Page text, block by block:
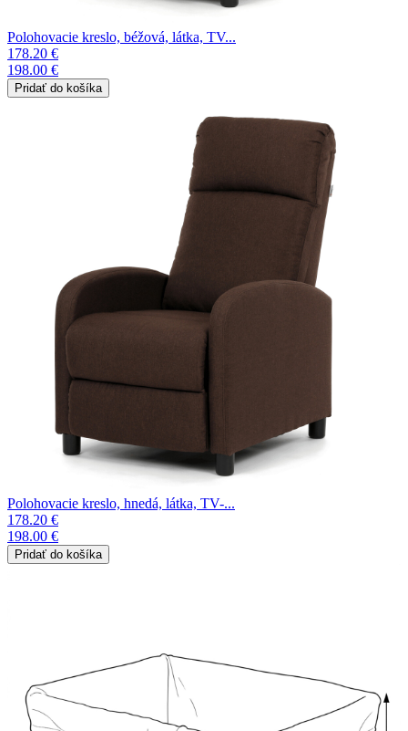
Polohovacie kreslo, béžová, látka, TV...
178.20 €
198.00 €
Polohovacie kreslo, hnedá, látka, TV-...
178.20 €
198.00 €